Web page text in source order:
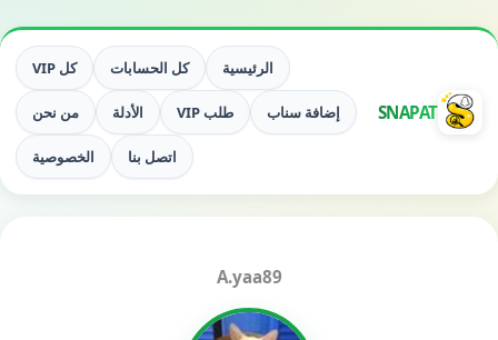
SNAPAT
الرئيسية كل الحسابات كل VIP
إضافة سناب طلب VIP الأدلة من نحن
اتصل بنا الخصوصية
A.yaa89